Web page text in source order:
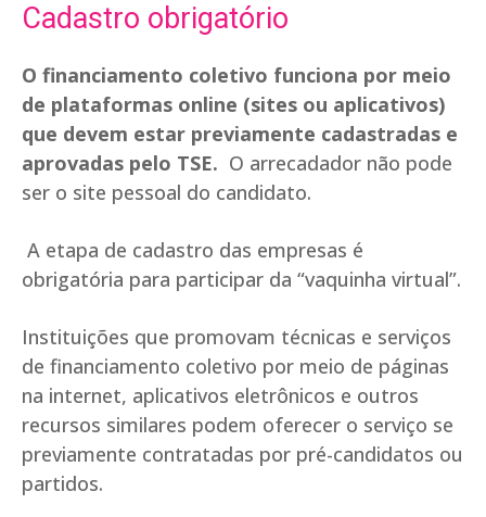
Cadastro obrigatório
O financiamento coletivo funciona por meio
de plataformas online (sites ou aplicativos)
que devem estar previamente cadastradas e
aprovadas pelo TSE. O arrecadador não pode
ser o site pessoal do candidato.
A etapa de cadastro das empresas é
obrigatória para participar da “vaquinha virtual”.
Instituições que promovam técnicas e serviços
de financiamento coletivo por meio de páginas
na internet, aplicativos eletrônicos e outros
recursos similares podem oferecer o serviço se
previamente contratadas por pré-candidatos ou
partidos.